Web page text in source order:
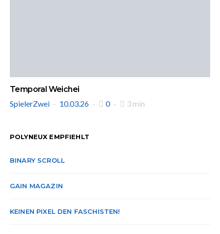
Temporal Weichei
SpielerZwei
10.03.26 0 3 min
POLYNEUX EMPFIEHLT
BINARY SCROLL
GAIN MAGAZIN
KEINEN PIXEL DEN FASCHISTEN!